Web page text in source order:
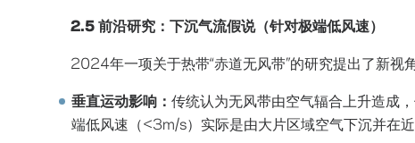
2.5 前沿研究：下沉气流假说（针对极端低风速）
2024年一项关于热带“赤道无风带”的研究提出了新视角
垂直运动影响： 传统认为无风带由空气辐合上升造成
端低风速（<3m/s）实际是由大片区域空气下沉并在近